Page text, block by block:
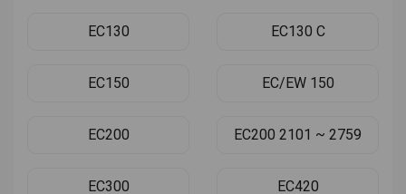
EC130 EC130 C
EC150 EC/EW 150
EC200 EC200 2101 ~ 2759
EC300 EC420